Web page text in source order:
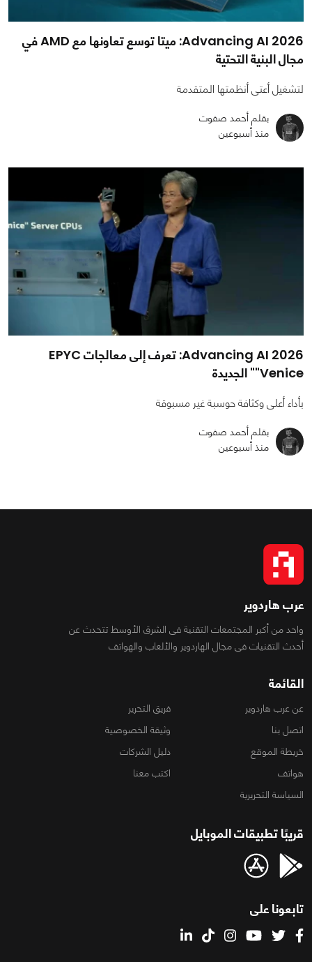
Advancing AI 2026: ميتا توسع تعاونها مع AMD في
مجال البنية التحتية
لتشغيل أعتى أنظمتها المتقدمة
بقلم أحمد صفوت
منذ أسبوعين
Advancing AI 2026: تعرف إلى معالجات EPYC
"Venice" الجديدة
بأداء أعلى وكثافة حوسبة غير مسبوقة
بقلم أحمد صفوت
منذ أسبوعين
عرب هاردوير
واحد من أكبر المجتمعات التقنية فى الشرق الأوسط تتحدث عن
أحدث التقنيات فى مجال الهاردوير والألعاب والهواتف
القائمة
عن عرب هاردوير
فريق التحرير
اتصل بنا
وثيقة الخصوصية
خريطة الموقع
دليل الشركات
هواتف
اكتب معنا
السياسة التحريرية
قريبًا تطبيقات الموبايل
تابعونا على